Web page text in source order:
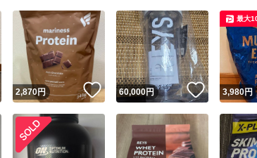
いいね！
2,870円 いいね！
60,000円 いいね！
3,980円
最大